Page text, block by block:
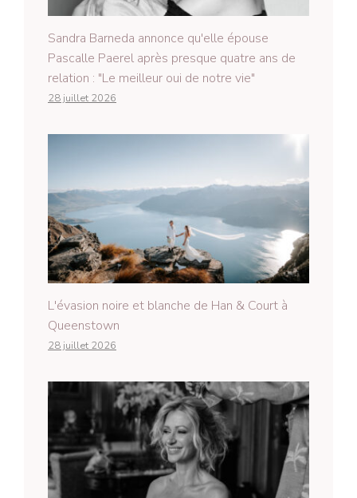
Sandra Barneda annonce qu'elle épouse
Pascalle Paerel après presque quatre ans de
relation : "Le meilleur oui de notre vie"
28 juillet 2026
L'évasion noire et blanche de Han & Court à
Queenstown
28 juillet 2026